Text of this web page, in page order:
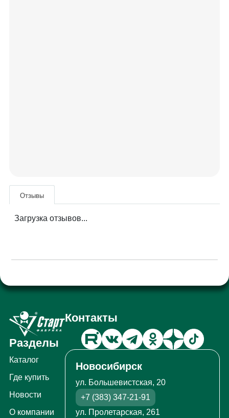
Отзывы
Загрузка отзывов...
Разделы
Каталог
Где купить
Новости
О компании
Контакты
Новосибирск
ул. Большевистская, 20
+7 (383) 347-21-91
ул. Пролетарская, 261